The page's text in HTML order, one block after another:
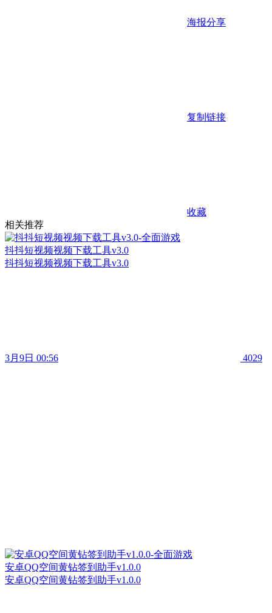
海报分享
复制链接
收藏
相关推荐
抖抖短视频视频下载工具v3.0
抖抖短视频视频下载工具v3.0
3月9日 00:56 4029
安卓QQ空间黄钻签到助手v1.0.0
安卓QQ空间黄钻签到助手v1.0.0